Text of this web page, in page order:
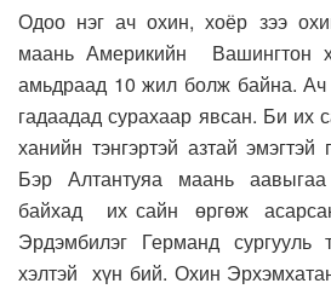
Одоо нэг ач охин, хоёр зээ
маань Америкийн Вашингтон
амьдраад 10 жил болж байна.
гадаадад сурахаар явсан. Би их
ханийн тэнгэртэй азтай эмэгтэй
Бэр Алтантуяа маань
байхад их сайн өргөж
Эрдэмбилэг Германд сургууль
хэлтэй хүн бий. Охин